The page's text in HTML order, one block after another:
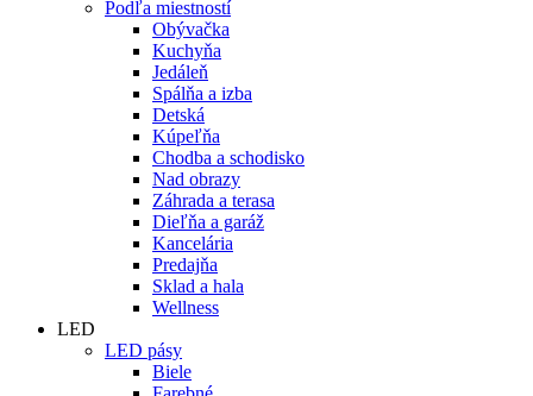
Podľa miestností
Obývačka
Kuchyňa
Jedáleň
Spálňa a izba
Detská
Kúpeľňa
Chodba a schodisko
Nad obrazy
Záhrada a terasa
Dieľňa a garáž
Kancelária
Predajňa
Sklad a hala
Wellness
LED
LED pásy
Biele